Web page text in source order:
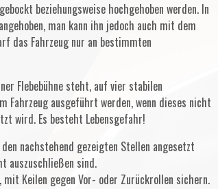
beziehungsweise hochgehoben werden. In
man kann ihn jedoch auch mit dem
das Fahrzeug nur an bestimmten
Flebebühne steht, auf vier stabilen
Fahrzeug ausgeführt werden, wenn dieses nicht
wird. Es besteht Lebensgefahr!
nachstehend gezeigten Stellen angesetzt
auszuschließen sind.
mit Keilen gegen Vor- oder Zurückrollen sichern.